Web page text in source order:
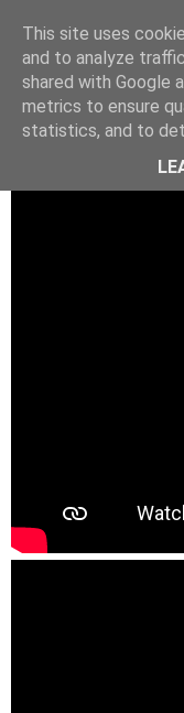
This site uses
and to analyze
shared with Google
metrics to ensure
statistics, and to